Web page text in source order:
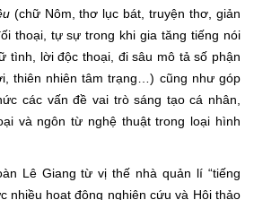
(chữ Nôm, thơ lục bát, truyện thơ, giản
thoại, tự sự trong khi gia tăng tiếng nói
tình, lời độc thoại, đi sâu mô tả số phận
thiên nhiên tâm trạng…) cũng như góp
các vấn đề vai trò sáng tạo cá nhân,
và ngôn từ nghệ thuật trong loại hình
Lê Giang từ vị thế nhà quản lí “tiếng
nhiều hoạt động nghiên cứu và Hội thảo